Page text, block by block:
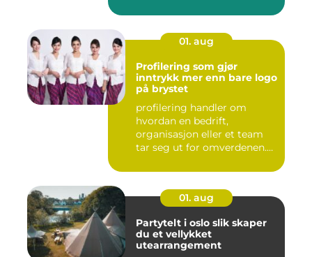
01. aug
Profilering som gjør
inntrykk mer enn bare logo
på brystet
profilering handler om
hvordan en bedrift,
organisasjon eller et team
tar seg ut for omverdenen.
01. aug
Partytelt i oslo slik skaper
du et vellykket
utearrangement